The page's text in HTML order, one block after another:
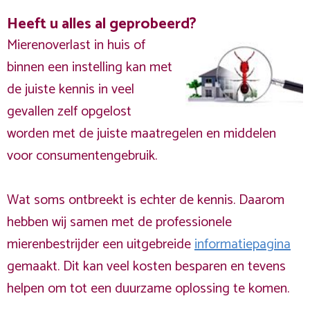
Heeft u alles al geprobeerd?
Mierenoverlast in huis of
binnen een instelling kan met
de juiste kennis in veel
gevallen zelf opgelost
worden met de juiste maatregelen en middelen
voor consumentengebruik.
Wat soms ontbreekt is echter de kennis. Daarom
hebben wij samen met de professionele
mierenbestrijder een uitgebreideinformatiepagina
gemaakt. Dit kan veel kosten besparen en tevens
helpen om tot een duurzame oplossing te komen.